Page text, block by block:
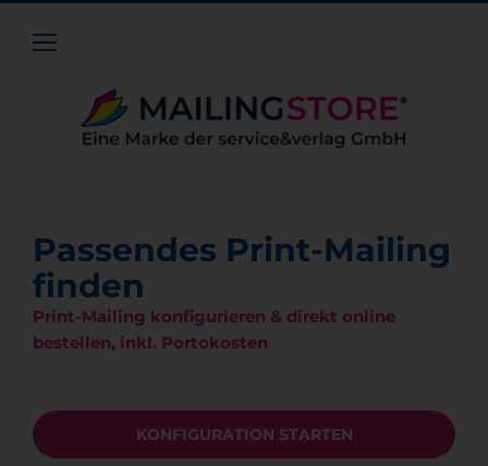
Passendes Print-Mailing
finden
Print-Mailing konfigurieren & direkt online
bestellen, inkl. Portokosten
KONFIGURATION STARTEN
KONFIGURATION STARTEN